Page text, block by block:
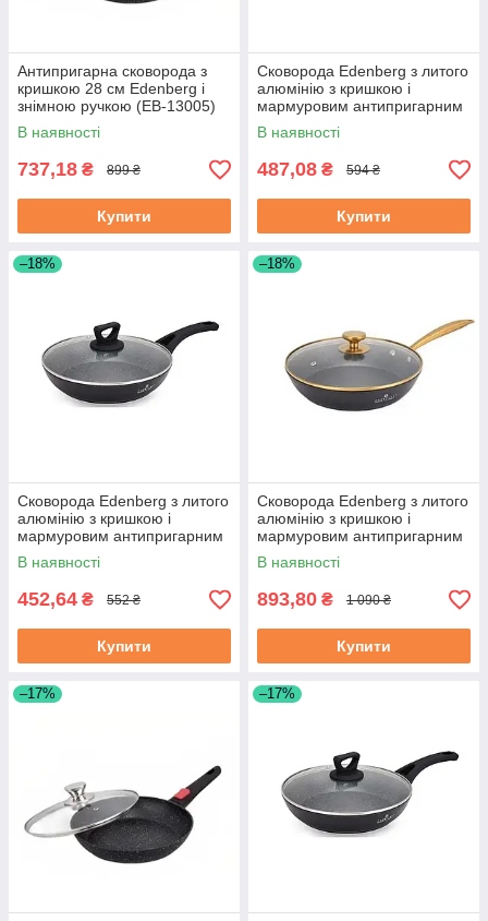
Антипригарна сковорода з
кришкою 28 см Edenberg і
знімною ручкою (EB-13005)
В наявності
737,18 ₴ 899 ₴
Купити
Сковорода Edenberg з литого
алюмінію з кришкою і
мармуровим антипригарним
покриттям 20 см (EB-7452)
В наявності
487,08 ₴ 594 ₴
Купити
–18%
Сковорода Edenberg з литого
алюмінію з кришкою і
мармуровим антипригарним
покриттям 18 см (EB-7451)
В наявності
452,64 ₴ 552 ₴
Купити
–18%
Сковорода Edenberg з литого
алюмінію з кришкою і
мармуровим антипригарним
покриттям 28 см (EB-3420)
В наявності
893,80 ₴ 1 090 ₴
Купити
–17% –17%